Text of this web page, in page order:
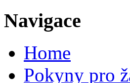
Navigace
Home
Pokyny pro